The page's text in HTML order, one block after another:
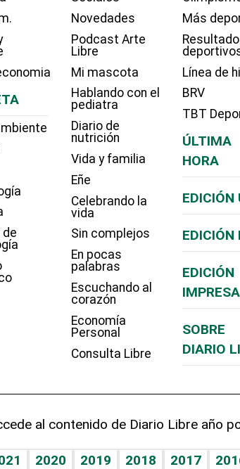
Novedades
Podcast Arte
Libre
Mi mascota
Hablando con el
pediatra
Diario de
nutrición
Vida y familia
Eñe
Celebrando la
vida
Sin complejos
En pocas
palabras
Escuchando al
corazón
Economía
Personal
Consulta Libre
Más
Línea de
BRV
TBT
ÚLTIMA
HORA
EDICIÓN
EDICIÓN
EDICIÓN
IMPRESA
SOBRE
DIARIO
al contenido de Diario Libre año
2020 2019 2018 2017